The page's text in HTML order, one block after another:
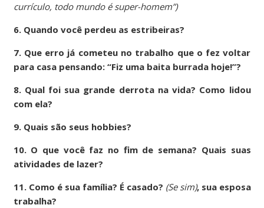
currículo, todo mundo é super-homem”)
6. Quando você perdeu as estribeiras?
7. Que erro já cometeu no trabalho que o fez voltar
para casa pensando: “Fiz uma baita burrada hoje!”?
8. Qual foi sua grande derrota na vida? Como lidou
com ela?
9. Quais são seus hobbies?
10. O que você faz no fim de semana? Quais suas
atividades de lazer?
11. Como é sua família? É casado? (Se sim), sua esposa
trabalha?